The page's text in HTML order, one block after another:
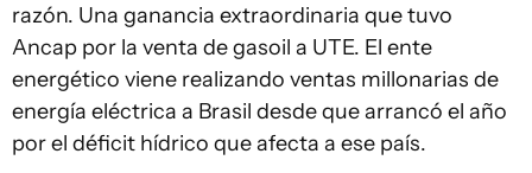
razón. Una ganancia extraordinaria que tuvo
Ancap por la venta de gasoil a UTE. El ente
energético viene realizando ventas millonarias de
energía eléctrica a Brasil desde que arrancó el año
por el déficit hídrico que afecta a ese país.